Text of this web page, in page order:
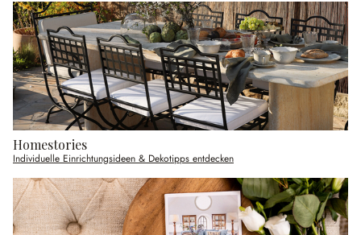
Homestories
Individuelle Einrichtungsideen & Dekotipps entdecken